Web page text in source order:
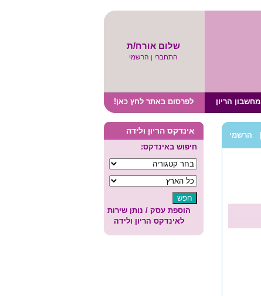
שלום אורח/ת
התחברי | הרשמי
לפרסום באתר לחץ כאן! מחשבון הריון
אינדקס הריון ולידה
חיפוש באינדקס:
הוספת עסק / נותן שירות
לאינדקס הריון ולידה
הרשמי